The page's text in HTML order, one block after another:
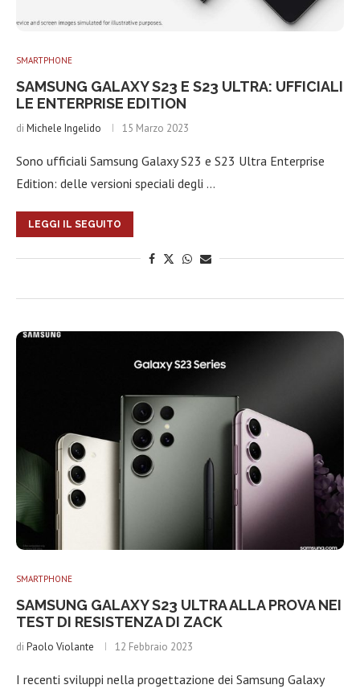
SMARTPHONE
SAMSUNG GALAXY S23 E S23 ULTRA: UFFICIALI
LE ENTERPRISE EDITION
di Michele Ingelido 15 Marzo 2023
Sono ufficiali Samsung Galaxy S23 e S23 Ultra Enterprise
Edition: delle versioni speciali degli …
LEGGI IL SEGUITO
SMARTPHONE
SAMSUNG GALAXY S23 ULTRA ALLA PROVA NEI
TEST DI RESISTENZA DI ZACK
di Paolo Violante 12 Febbraio 2023
I recenti sviluppi nella progettazione dei Samsung Galaxy